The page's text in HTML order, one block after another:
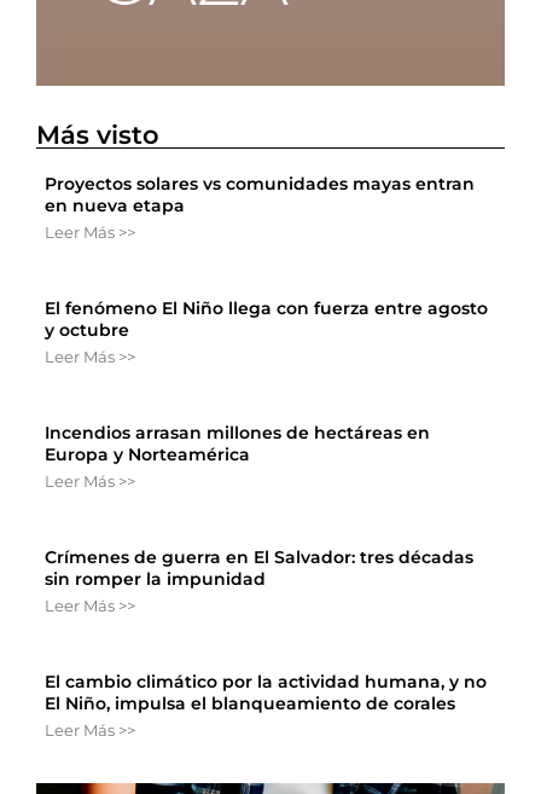
Más visto
Proyectos solares vs comunidades mayas entran
en nueva etapa
Leer Más >>
El fenómeno El Niño llega con fuerza entre agosto
y octubre
Leer Más >>
Incendios arrasan millones de hectáreas en
Europa y Norteamérica
Leer Más >>
Crímenes de guerra en El Salvador: tres décadas
sin romper la impunidad
Leer Más >>
El cambio climático por la actividad humana, y no
El Niño, impulsa el blanqueamiento de corales
Leer Más >>